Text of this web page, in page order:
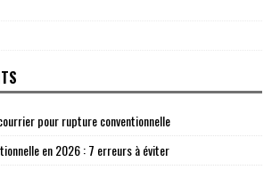
pour rupture conventionnelle
en 2026 : 7 erreurs à éviter